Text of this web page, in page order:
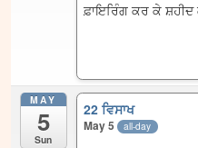
ਫ਼ਾਇਰਿੰਗ ਕਰ ਕੇ ਸ਼ਹੀਦ
MAY
5
Sun
22 ਵਿਸਾਖ
May 5 all-day